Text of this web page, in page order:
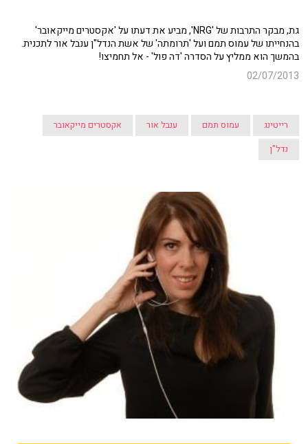
גת, מבקר התרבות של 'NRG', מביע את דעתו על 'אקסטרים מייקאובר'
בהנחייתו של עמוס תמם ועל 'תרומתה' של אשת הנדל"ן ענבל אור לתכנית.
בהמשך הוא ממליץ על הסדרה 'דה פול' - אל תחמיצו!
02/07/2013
רייטינג עמוס תמם ענבל אור
אקסטרים מייקאובר
נדל"ן